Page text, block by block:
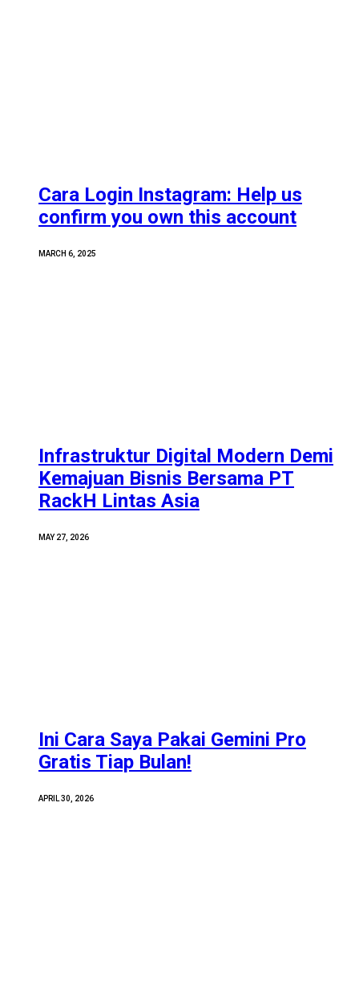
Cara Login Instagram: Help us
confirm you own this account
MARCH 6, 2025
Infrastruktur Digital Modern Demi
Kemajuan Bisnis Bersama PT
RackH Lintas Asia
MAY 27, 2026
Ini Cara Saya Pakai Gemini Pro
Gratis Tiap Bulan!
APRIL 30, 2026